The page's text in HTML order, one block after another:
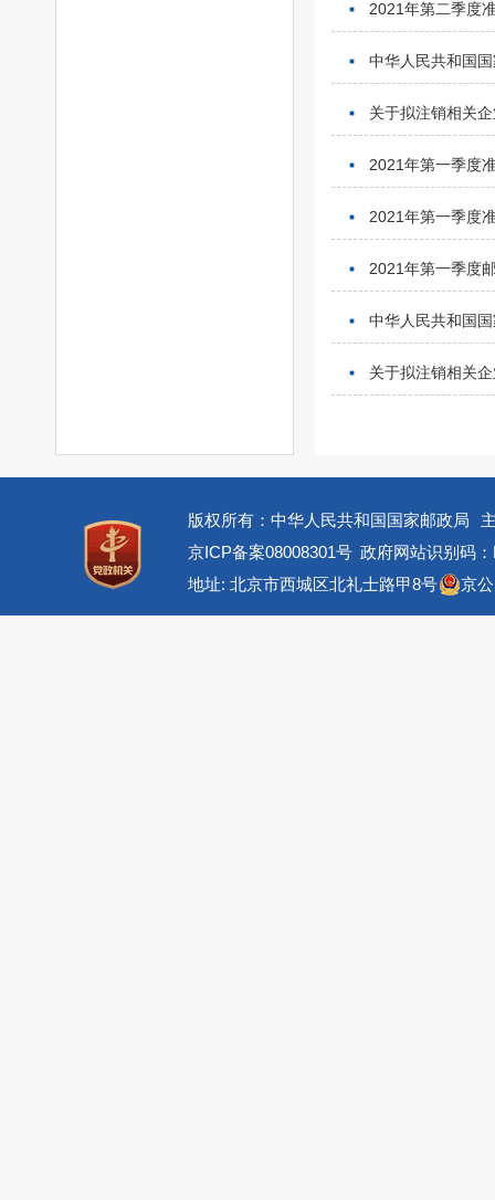
2021年第二季度
中华人民共和国
关于拟注销相关
2021年第一季度
2021年第一季度
2021年第一季度
中华人民共和国
关于拟注销相关
版权所有：中华人民共和国国家邮政局
京ICP备案08008301号 政府网站识别码
地址: 北京市西城区北礼士路甲8号
京